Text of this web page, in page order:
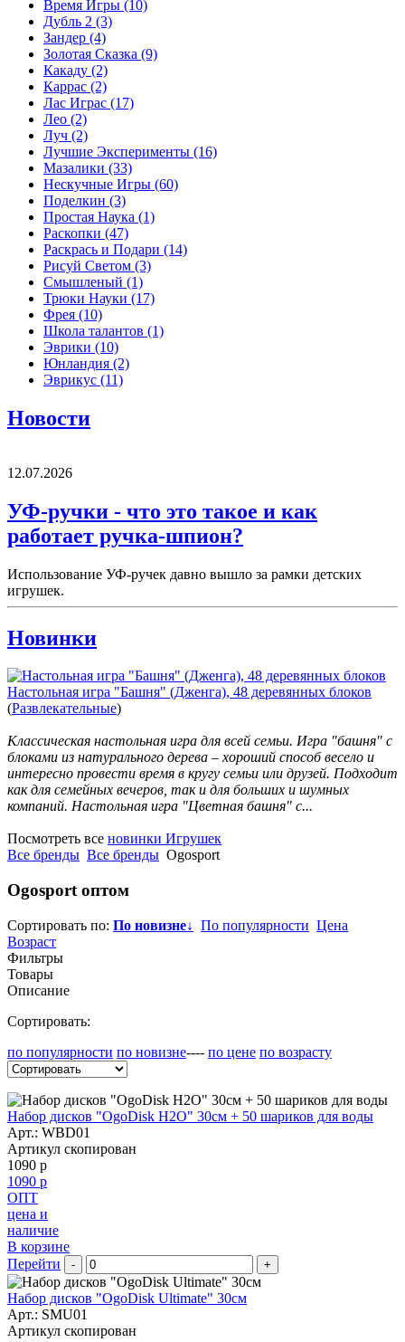
Время Игры (10)
Дубль 2 (3)
Зандер (4)
Золотая Сказка (9)
Какаду (2)
Каррас (2)
Лас Играс (17)
Лео (2)
Луч (2)
Лучшие Эксперименты (16)
Мазалики (33)
Нескучные Игры (60)
Поделкин (3)
Простая Наука (1)
Раскопки (47)
Раскрась и Подари (14)
Рисуй Светом (3)
Смышленый (1)
Трюки Науки (17)
Фрея (10)
Школа талантов (1)
Эврики (10)
Юнландия (2)
Эврикус (11)
Новости
12.07.2026
УФ-ручки - что это такое и как
работает ручка-шпион?
Использование УФ-ручек давно вышло за рамки детских
игрушек.
Новинки
Настольная игра "Башня" (Дженга), 48 деревянных блоков
(Развлекательные)
Классическая настольная игра для всей семьи. Игра "башня" с
блоками из натурального дерева – хороший способ весело и
интересно провести время в кругу семьи или друзей. Подходит
как для семейных вечеров, так и для больших и шумных
компаний. Настольная игра "Цветная башня" с...
Посмотреть все новинки Игрушек
Все бренды Все бренды Ogosport
Ogosport оптом
Сортировать по: По новизне↓ По популярности Цена
Возраст
Фильтры
Товары
Описание
Сортировать:
по популярности по новизне---- по цене по возрасту
Набор дисков "OgoDisk H2O" 30см + 50 шариков для воды
Арт.: WBD01
Артикул скопирован
1090 р
1090 р
ОПТ
цена и
наличие
В корзине
Перейти
- +
Набор дисков "OgoDisk Ultimate" 30см
Арт.: SMU01
Артикул скопирован